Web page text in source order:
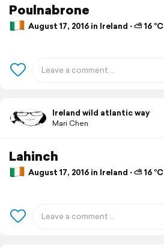
Poulnabrone
August 17, 2016 in Ireland ⋅ ⛅ 16 °C
Ireland wild atlantic way
Mari Chen
Lahinch
August 17, 2016 in Ireland ⋅ ⛅ 16 °C